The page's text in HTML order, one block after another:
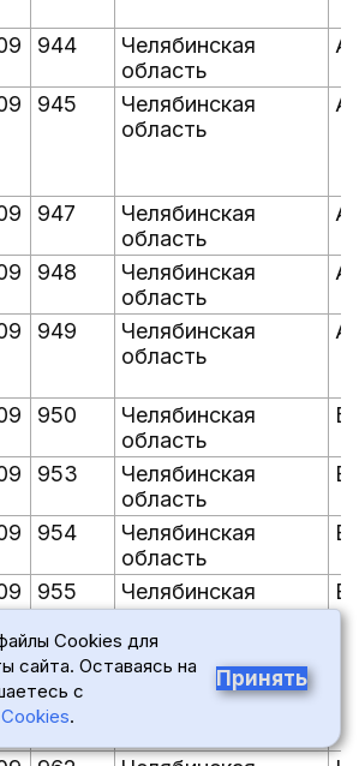
944
Челябинская
область
945
Челябинская
область
947
Челябинская
область
948
Челябинская
область
949
Челябинская
область
950
Челябинская
область
953
Челябинская
область
954
Челябинская
область
955
Челябинская
область
957
Челябинская
область
960
Cookies для
сайта. Оставаясь на
с
Cookies.
Принять